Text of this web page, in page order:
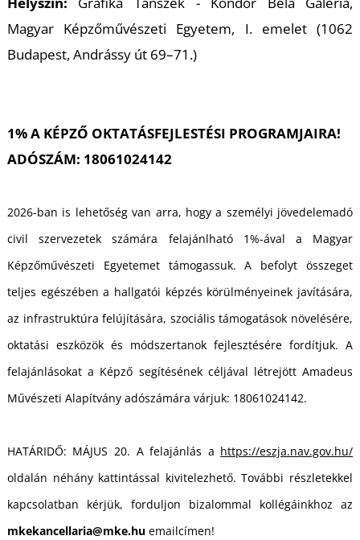
Magyar Képzőművészeti Egyetem, I. emelet (1062
Budapest, Andrássy út 69–71.)
1% A KÉPZŐ OKTATÁSFEJLESTÉSI PROGRAMJAIRA!
ADÓSZÁM: 18061024142
2026-ban is lehetőség van arra, hogy a személyi jövedelemadó
civil szervezetek számára felajánlható 1%-ával a Magyar
Képzőművészeti Egyetemet támogassuk. A befolyt összeget
teljes egészében a hallgatói képzés körülményeinek javítására,
az infrastruktúra felújítására, szociális támogatások növelésére,
oktatási eszközök és módszertanok fejlesztésére fordítjuk. A
felajánlásokat a Képző segítésének céljával létrejött Amadeus
Művészeti Alapítvány adószámára várjuk: 18061024142.
HATÁRIDŐ: MÁJUS 20. A felajánlás a https://eszja.nav.gov.hu/
oldalán néhány kattintással kivitelezhető. További részletekkel
kapcsolatban kérjük, forduljon bizalommal kollégáinkhoz az
mkekancellaria@mke.huemailcímen!